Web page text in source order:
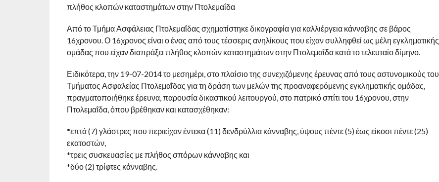
πλήθος κλοπών καταστημάτων στην Πτολεμαΐδα
Από το Τμήμα Ασφάλειας Πτολεμαΐδας σχηματίστηκε δικογραφία για καλλιέργεια κάνναβης σε βάρος
16χρονου. Ο 16χρονος είναι ο ένας από τους τέσσερις ανηλίκους που είχαν συλληφθεί ως μέλη εγκληματικής
ομάδας που είχαν διαπράξει πλήθος κλοπών καταστημάτων στην Πτολεμαΐδα κατά το τελευταίο δίμηνο.
Ειδικότερα, την 19-07-2014 το μεσημέρι, στο πλαίσιο της συνεχιζόμενης έρευνας από τους αστυνομικούς του
Τμήματος Ασφαλείας Πτολεμαΐδας για τη δράση των μελών της προαναφερόμενης εγκληματικής ομάδας,
πραγματοποιήθηκε έρευνα, παρουσία δικαστικού λειτουργού, στο πατρικό σπίτι του 16χρονου, στην
Πτολεμαΐδα, όπου βρέθηκαν και κατασχέθηκαν:
*επτά (7) γλάστρες που περιείχαν έντεκα (11) δενδρύλλια κάνναβης, ύψους πέντε (5) έως είκοσι πέντε (25)
εκατοστών,
*τρεις συσκευασίες με πλήθος σπόρων κάνναβης και
*δύο (2) τρίφτες κάνναβης.